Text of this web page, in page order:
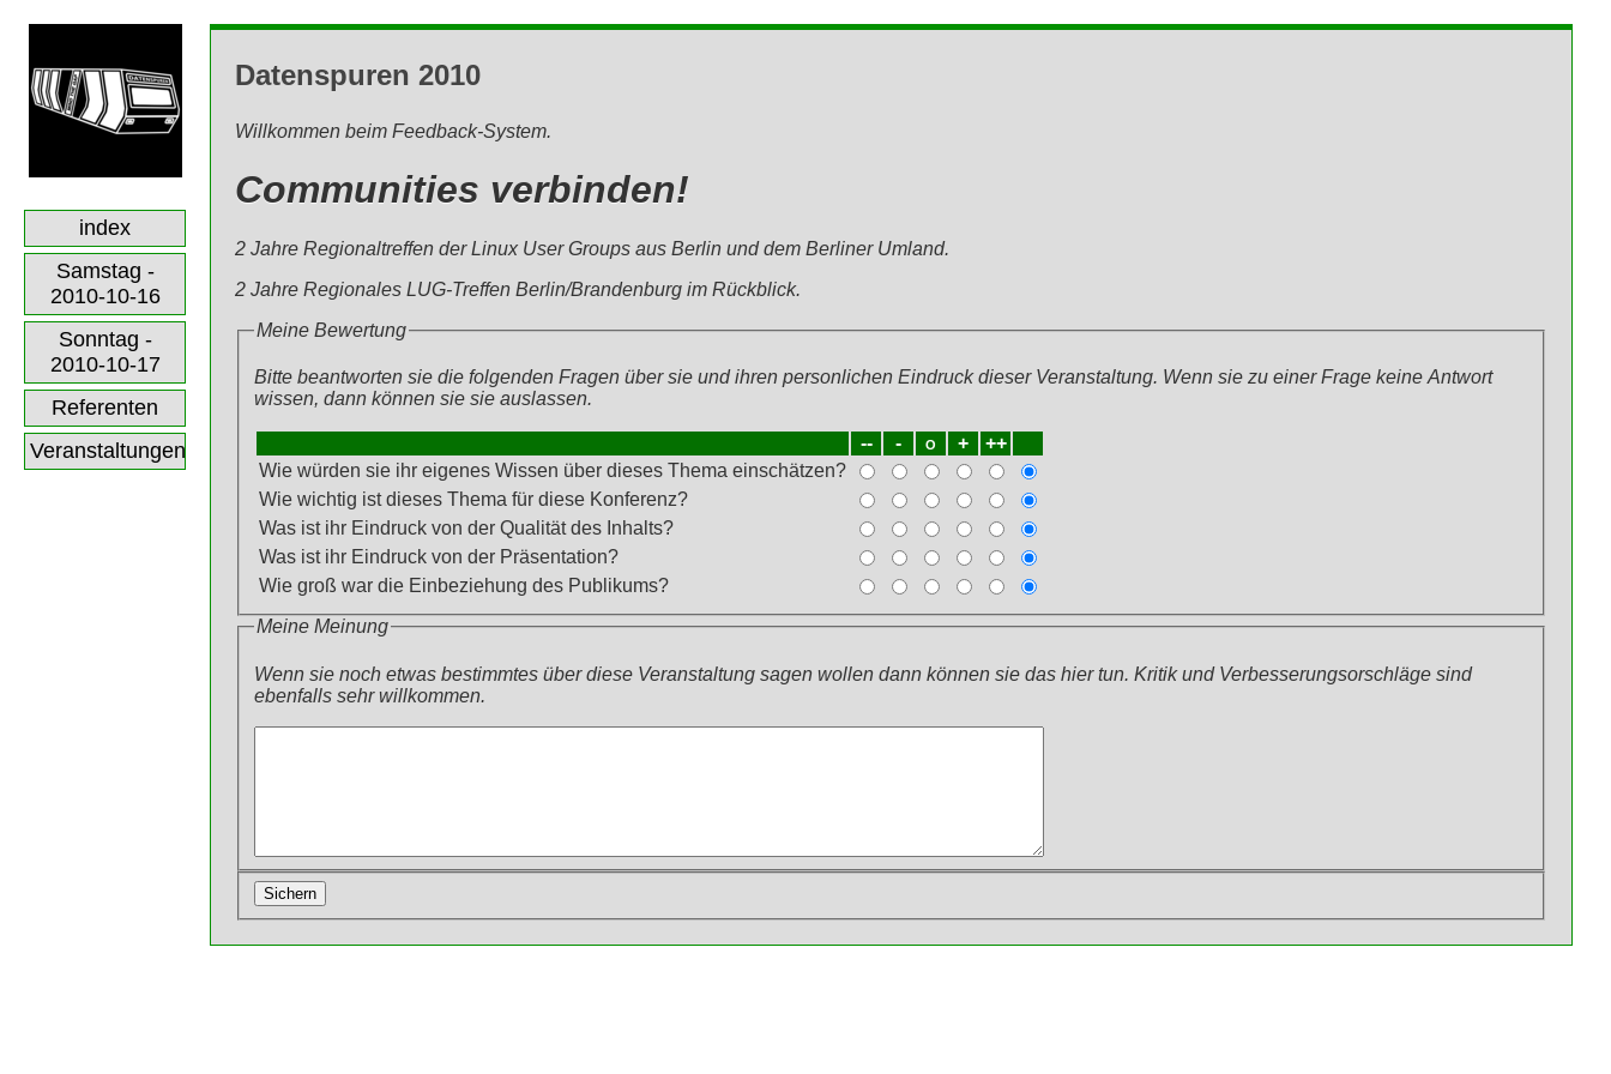
index
Samstag -
2010-10-16
Sonntag -
2010-10-17
Referenten
Veranstaltungen
Datenspuren 2010
Willkommen beim Feedback-System.
Communities verbinden!
2 Jahre Regionaltreffen der Linux User Groups aus Berlin und dem Berliner Umland.
2 Jahre Regionales LUG-Treffen Berlin/Brandenburg im Rückblick.
Meine Bewertung
Bitte beantworten sie die folgenden Fragen über sie und ihren personlichen Eindruck dieser Veranstaltung. Wenn sie zu einer Frage keine Antwort
wissen, dann können sie sie auslassen.
-- - o +
++
Wie würden sie ihr eigenes Wissen über dieses Thema einschätzen?
Wie wichtig ist dieses Thema für diese Konferenz?
Was ist ihr Eindruck von der Qualität des Inhalts?
Was ist ihr Eindruck von der Präsentation?
Wie groß war die Einbeziehung des Publikums?
Meine Meinung
Wenn sie noch etwas bestimmtes über diese Veranstaltung sagen wollen dann können sie das hier tun. Kritik und Verbesserungsorschläge sind
ebenfalls sehr willkommen.